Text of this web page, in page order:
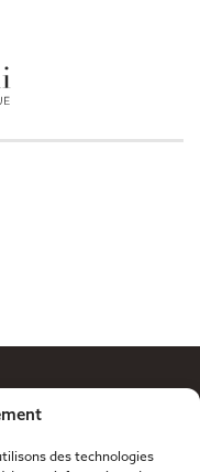
des technologies